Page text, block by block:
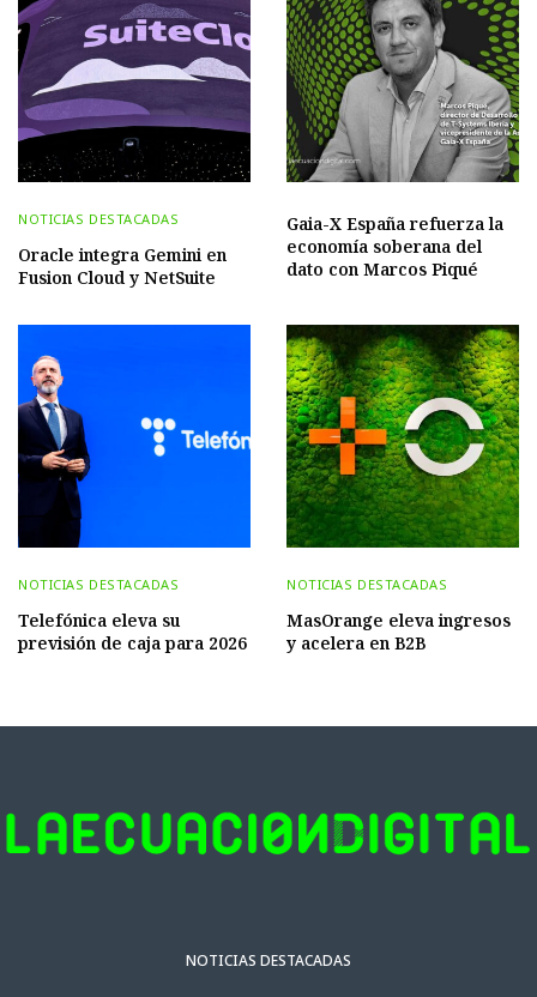
NOTICIAS DESTACADAS
Oracle integra Gemini en
Fusion Cloud y NetSuite
Gaia-X España refuerza la
economía soberana del
dato con Marcos Piqué
NOTICIAS DESTACADAS
Telefónica eleva su
previsión de caja para 2026
NOTICIAS DESTACADAS
MasOrange eleva ingresos
y acelera en B2B
NOTICIAS DESTACADAS